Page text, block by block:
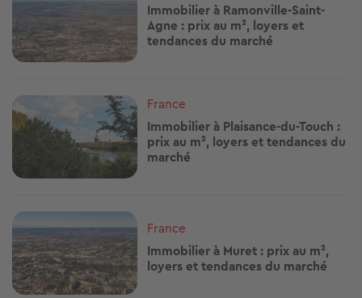
Immobilier à Ramonville-Saint-
Agne : prix au m², loyers et
tendances du marché
Image
France
Immobilier à Plaisance-du-Touch :
prix au m², loyers et tendances du
marché
Image
France
Immobilier à Muret : prix au m²,
loyers et tendances du marché